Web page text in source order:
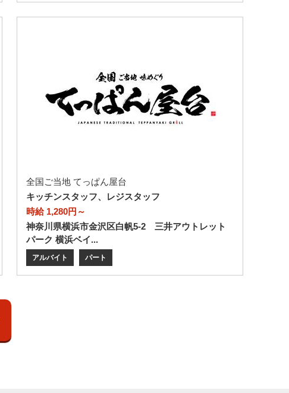
全国ご当地 てっぱん屋台
キッチンスタッフ、レジスタッフ
時給 1,280円～
神奈川県横浜市金沢区白帆5-2 三井アウトレット
パーク 横浜ベイ...
アルバイト パート